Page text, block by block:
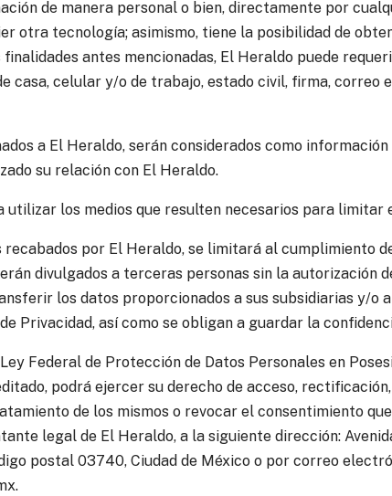
de manera personal o bien, directamente por
otra tecnología; asimismo, tiene la posibilidad de
antes mencionadas, El Heraldo puede
celular y/o de trabajo, estado civil, firma, correo
a El Heraldo, serán considerados como
su relación con El Heraldo.
utilizar los medios que resulten necesarios para limitar
por El Heraldo, se limitará al cumplimiento
divulgados a terceras personas sin la
los datos proporcionados a sus subsidiarias y/o
Privacidad, así como se obligan a guardar la
Federal de Protección de Datos Personales en
podrá ejercer su derecho de acceso,
de los mismos o revocar el consentimiento
legal de El Heraldo, a la siguiente dirección:
postal 03740, Ciudad de México o por correo